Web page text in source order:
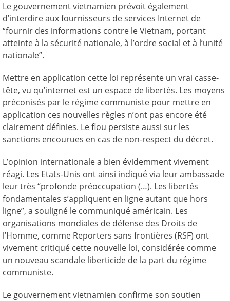
Le gouvernement vietnamien prévoit également
d’interdire aux fournisseurs de services Internet de
“fournir des informations contre le Vietnam, portant
atteinte à la sécurité nationale, à l’ordre social et à l’unité
nationale”.
Mettre en application cette loi représente un vrai casse-
tête, vu qu’internet est un espace de libertés. Les moyens
préconisés par le régime communiste pour mettre en
application ces nouvelles règles n’ont pas encore été
clairement définies. Le flou persiste aussi sur les
sanctions encourues en cas de non-respect du décret.
L’opinion internationale a bien évidemment vivement
réagi. Les Etats-Unis ont ainsi indiqué via leur ambassade
leur très “profonde préoccupation (…). Les libertés
fondamentales s’appliquent en ligne autant que hors
ligne”, a souligné le communiqué américain. Les
organisations mondiales de défense des Droits de
l’Homme, comme Reporters sans frontières (RSF) ont
vivement critiqué cette nouvelle loi, considérée comme
un nouveau scandale liberticide de la part du régime
communiste.
Le gouvernement vietnamien confirme son soutien